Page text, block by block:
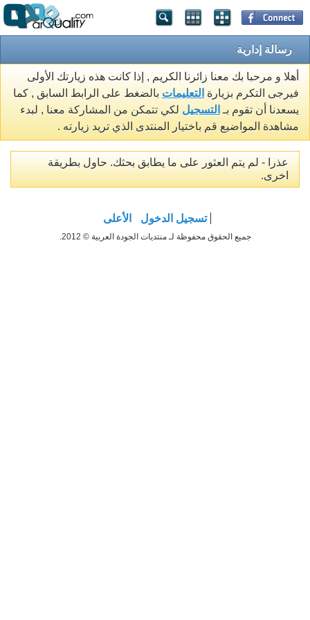
رسالة إدارية
أهلا و مرحبا بك معنا زائرنا الكريم , إذا كانت هذه زيارتك الأولى
فيرجى التكرم بزيارة التعليمات بالضغط على الرابط السابق , كما
يسعدنا أن تقوم بـ التسجيل لكي تتمكن من المشاركة معنا , لبدء
مشاهدة المواضيع قم باختيار المنتدى الذي تريد زيارته .
عذرا - لم يتم العثور على ما يطابق بحثك. حاول بطريقة
اخرى.
تسجيل الدخول الأعلى
جميع الحقوق محفوظة لـ منتديات الجودة العربية © 2012.